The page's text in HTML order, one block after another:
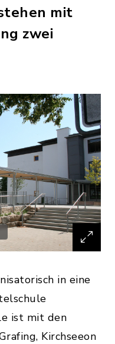
mit
zwei
in eine
ist mit den
Kirchseeon